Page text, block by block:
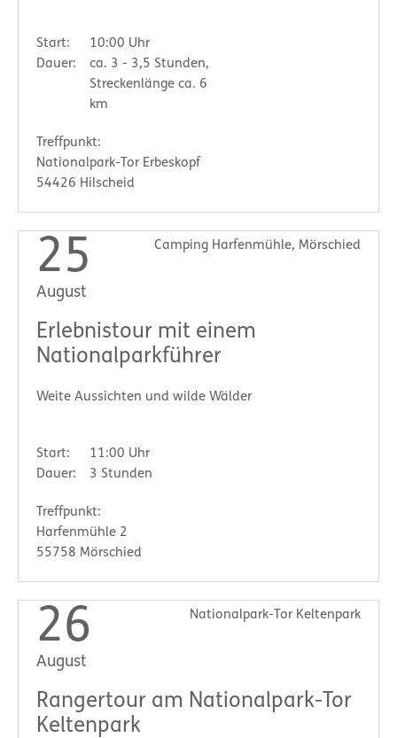
Start:
10:00 Uhr
Dauer:
ca. 3 - 3,5 Stunden,
Streckenlänge ca. 6
km
Treffpunkt:
Nationalpark-Tor Erbeskopf
54426 Hilscheid
25
August
Camping Harfenmühle, Mörschied
Erlebnistour mit einem
Nationalparkführer
Weite Aussichten und wilde Wälder
Start:
11:00 Uhr
Dauer:
3 Stunden
Treffpunkt:
Harfenmühle 2
55758 Mörschied
26
August
Nationalpark-Tor Keltenpark
Rangertour am Nationalpark-Tor
Keltenpark